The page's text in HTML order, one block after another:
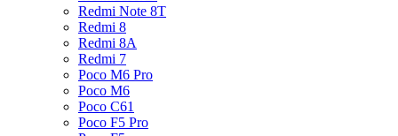
Redmi Note 8T
Redmi 8
Redmi 8A
Redmi 7
Poco M6 Pro
Poco M6
Poco C61
Poco F5 Pro